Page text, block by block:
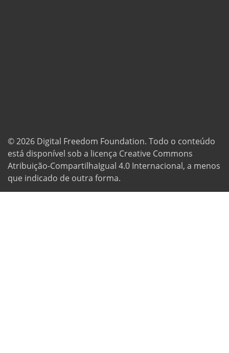
© 2026 Digital Freedom Foundation. Todo o conteúdo
está disponível sob a licença Creative Commons
Atribuição-CompartilhaIgual 4.0 Internacional, a menos
que indicado de outra forma.